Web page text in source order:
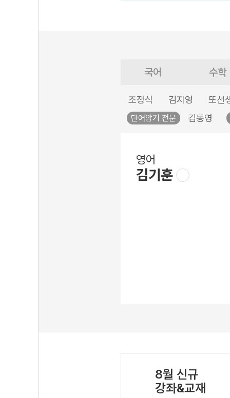
국어 수학
조정식 김지영 또선
단어암기 전문 김동영
영어
김기훈
8월 신규
강좌&교재